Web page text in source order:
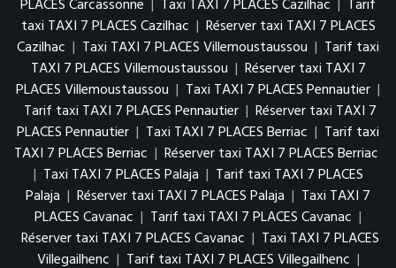
PLACES Carcassonne | Taxi TAXI 7 PLACES Cazilhac | Tarif
taxi TAXI 7 PLACES Cazilhac | Réserver taxi TAXI 7 PLACES
Cazilhac | Taxi TAXI 7 PLACES Villemoustaussou | Tarif taxi
TAXI 7 PLACES Villemoustaussou | Réserver taxi TAXI 7
PLACES Villemoustaussou | Taxi TAXI 7 PLACES Pennautier |
Tarif taxi TAXI 7 PLACES Pennautier | Réserver taxi TAXI 7
PLACES Pennautier | Taxi TAXI 7 PLACES Berriac | Tarif taxi
TAXI 7 PLACES Berriac | Réserver taxi TAXI 7 PLACES Berriac
| Taxi TAXI 7 PLACES Palaja | Tarif taxi TAXI 7 PLACES
Palaja | Réserver taxi TAXI 7 PLACES Palaja | Taxi TAXI 7
PLACES Cavanac | Tarif taxi TAXI 7 PLACES Cavanac |
Réserver taxi TAXI 7 PLACES Cavanac | Taxi TAXI 7 PLACES
Villegailhenc | Tarif taxi TAXI 7 PLACES Villegailhenc |